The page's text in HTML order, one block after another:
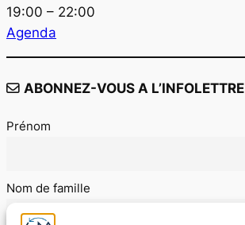
19:00 – 22:00
Agenda
ABONNEZ-VOUS A L’INFOLETTRE
Prénom
Nom de famille